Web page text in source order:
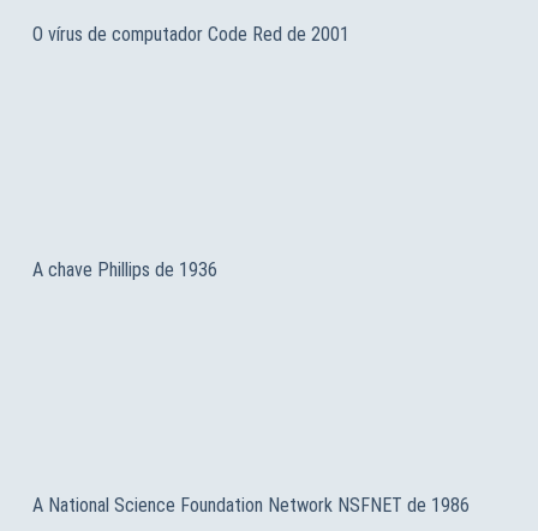
O vírus de computador Code Red de 2001
A chave Phillips de 1936
A National Science Foundation Network NSFNET de 1986